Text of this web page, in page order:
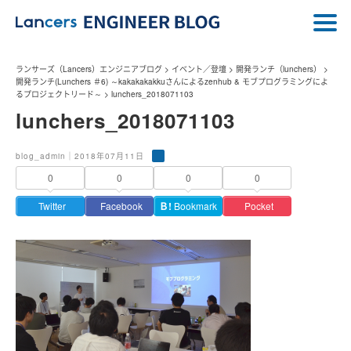
ランサーズ（Lancers）エンジニアブログ > イベント／登壇 > 開発ランチ（lunchers）
>
開発ランチ(Lunchers ＃6) ～kakakakakkuさんによるzenhub & モブプログラミングによ
るプロジェクトリード～ > lunchers_2018071103
lunchers_2018071103
blog_admin｜2018年07月11日
0
Twitter
0
Facebook
0
Ｂ! Bookmark
0
Pocket